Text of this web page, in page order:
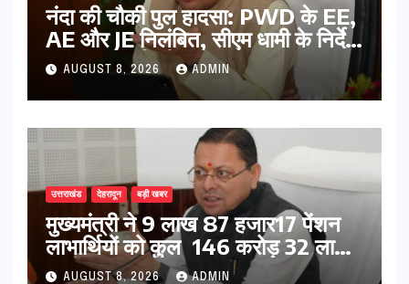
नंदा की चौकी पुल हादसा: PWD के EE,
AE और JE निलंबित, सीएम धामी के निर्देश
पर सख्त कार्रवाई
AUGUST 8, 2026 ADMIN
उत्तराखंड देहरादून बड़ी खबर
मुख्यमंत्री ने 9 लाख 87 हजार17 पेंशन
लाभार्थियों को कुल 146 करोड़ 32 लाख
की पेंशन राशि का किया भुगतान
AUGUST 8, 2026 ADMIN